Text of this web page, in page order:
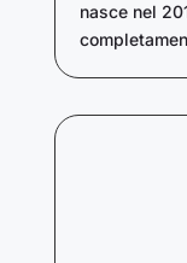
nasce nel